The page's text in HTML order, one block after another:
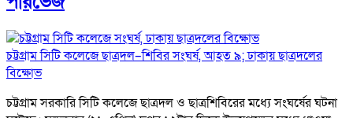
চট্টগ্রাম সিটি কলেজে ছাত্রদল–শিবির সংঘর্ষ, আহত ৯; ঢাকায় ছাত্রদলের
বিক্ষোভ
চট্টগ্রাম সরকারি সিটি কলেজে ছাত্রদল ও ছাত্রশিবিরের মধ্যে সংঘর্ষের ঘটনা